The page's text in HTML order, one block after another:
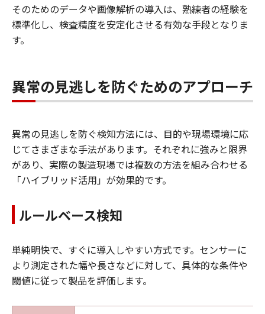
そのためのデータや画像解析の導入は、熟練者の経験を
標準化し、検査精度を安定化させる有効な手段となりま
す。
異常の見逃しを防ぐためのアプローチ
異常の見逃しを防ぐ検知方法には、目的や現場環境に応
じてさまざまな手法があります。それぞれに強みと限界
があり、実際の製造現場では複数の方法を組み合わせる
「ハイブリッド活用」が効果的です。
ルールベース検知
単純明快で、すぐに導入しやすい方式です。センサーに
より測定された幅や長さなどに対して、具体的な条件や
閾値に従って製品を評価します。